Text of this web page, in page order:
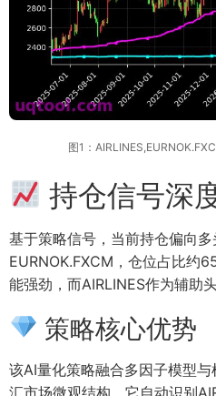
图1：
持仓信号深
基于策略信号，当前持仓偏向
EURNOK.FXCM，仓位占比约
能强劲，而AIRLINES作为辅助
策略核心优势
该AI量化策略融合多因子模型
汇市场微观结构。它自动识别